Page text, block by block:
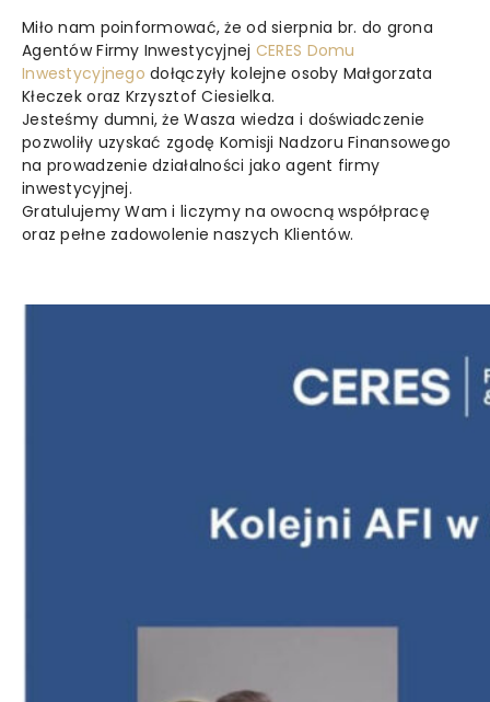
Miło nam poinformować, że od sierpnia br. do grona
Agentów Firmy Inwestycyjnej CERES Domu
Inwestycyjnego dołączyły kolejne osoby Małgorzata
Kłeczek oraz Krzysztof Ciesielka.
Jesteśmy dumni, że Wasza wiedza i doświadczenie
pozwoliły uzyskać zgodę Komisji Nadzoru Finansowego
na prowadzenie działalności jako agent firmy
inwestycyjnej.
Gratulujemy Wam i liczymy na owocną współpracę
oraz pełne zadowolenie naszych Klientów.